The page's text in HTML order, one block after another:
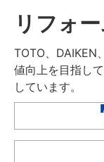
リフォ
TOTO、DAIKEN
値向上を目指し
しています。